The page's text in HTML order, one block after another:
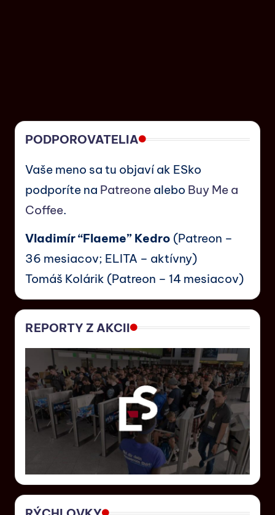
PODPOROVATELIA
Vaše meno sa tu objaví ak ESko
podporíte na Patreone alebo Buy Me a
Coffee.
Vladimír “Flaeme” Kedro (Patreon –
36 mesiacov; ELITA – aktívny)
Tomáš Kolárik (Patreon – 14 mesiacov)
REPORTY Z AKCII